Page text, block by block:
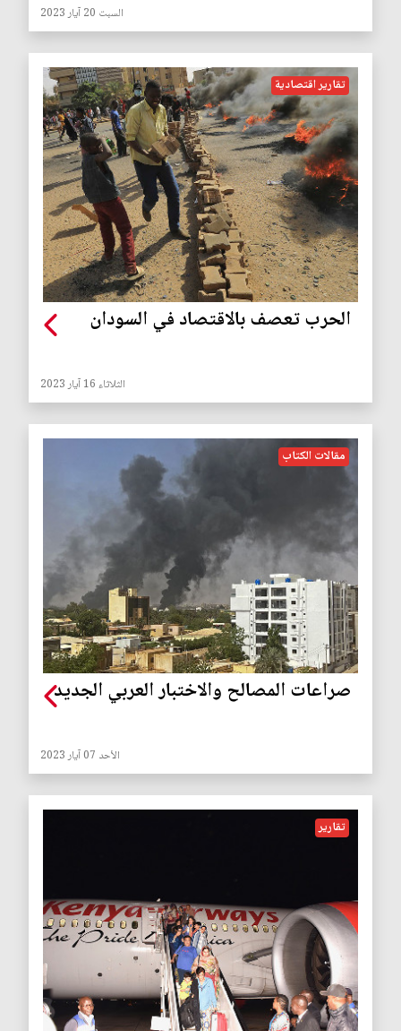
السبت 20 آيار 2023
تقارير اقتصادية
الحرب تعصف بالاقتصاد في السودان
الثلاثاء 16 آيار 2023
مقالات الكتاب
صراعات المصالح والاختبار العربي الجديد
الأحد 07 آيار 2023
تقارير